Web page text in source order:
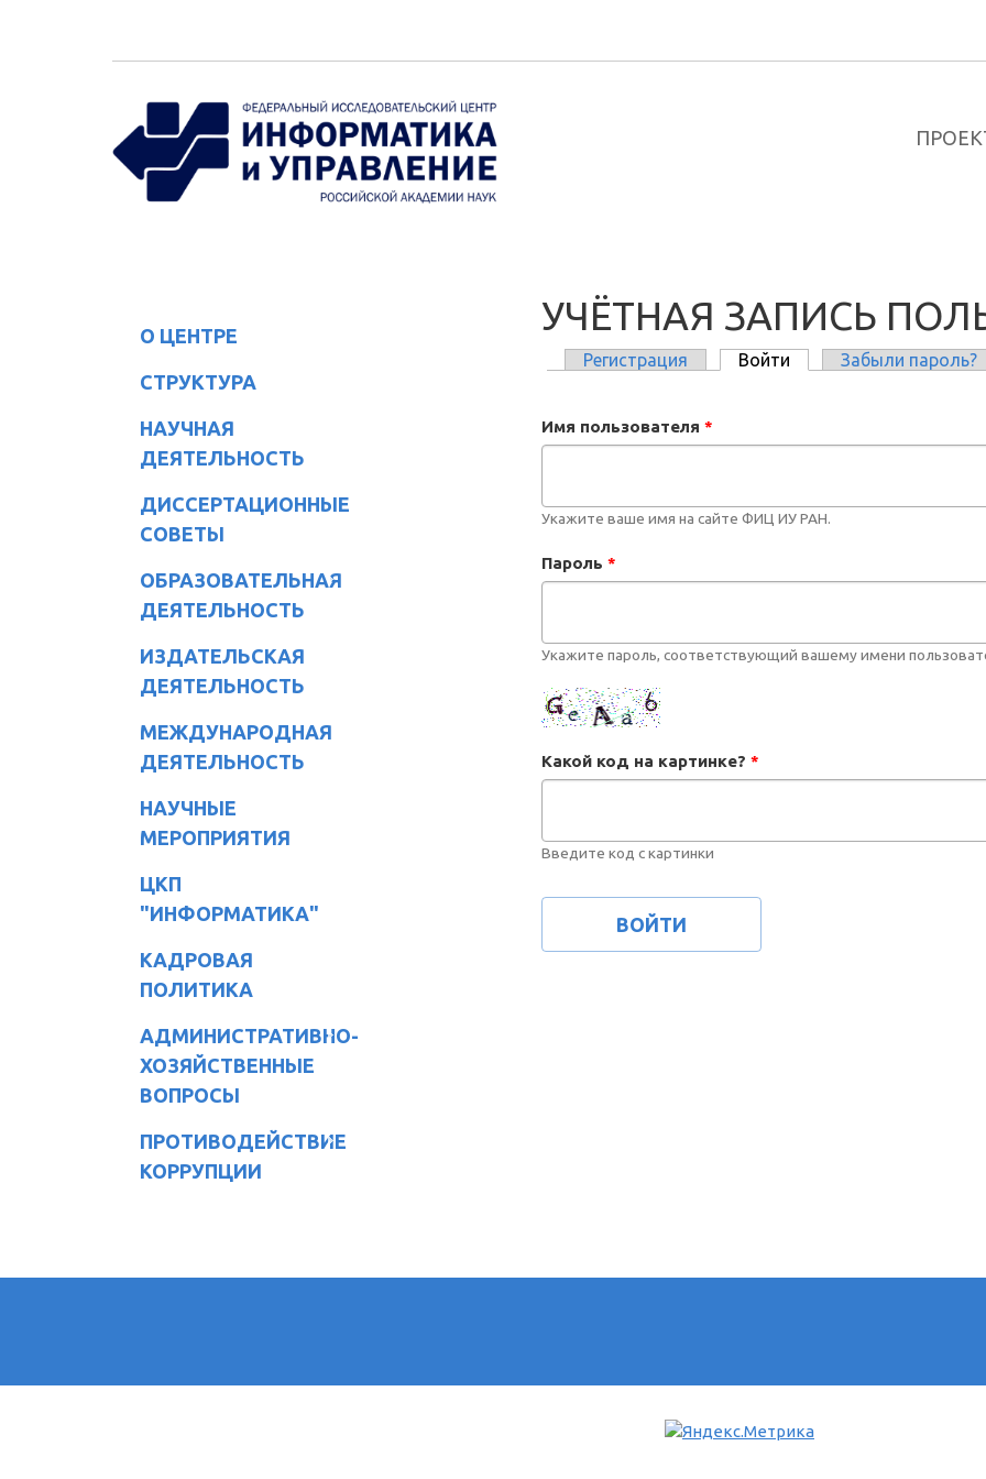
О ЦЕНТРЕ
СТРУКТУРА
НАУЧНАЯ
ДЕЯТЕЛЬНОСТЬ
ДИССЕРТАЦИОННЫЕ
СОВЕТЫ
ОБРАЗОВАТЕЛЬНАЯ
ДЕЯТЕЛЬНОСТЬ
ИЗДАТЕЛЬСКАЯ
ДЕЯТЕЛЬНОСТЬ
МЕЖДУНАРОДНАЯ
ДЕЯТЕЛЬНОСТЬ
НАУЧНЫЕ
МЕРОПРИЯТИЯ
ЦКП
"ИНФОРМАТИКА"
КАДРОВАЯ
ПОЛИТИКА
АДМИНИСТРАТИВНО-
ХОЗЯЙСТВЕННЫЕ
ВОПРОСЫ
ПРОТИВОДЕЙСТВИЕ
КОРРУПЦИИ
УЧЁТНАЯ ЗАПИСЬ
Регистрация Войти (активная вкладка)
Забыли пароль?
Имя пользователя *
Укажите ваше имя на сайте ФИЦ ИУ РАН.
Пароль *
Укажите пароль, соответствующий вашему имени
Какой код на картинке? *
Введите код с картинки